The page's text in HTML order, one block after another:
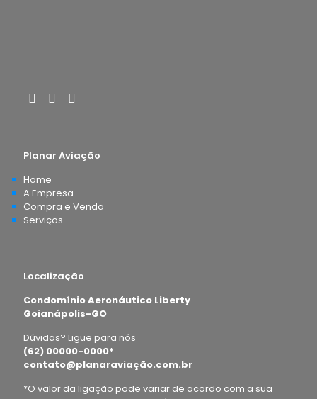
Planar Aviação
Home
A Empresa
Compra e Venda
Serviços
Localização
Condomínio Aeronáutico Liberty
Goianápolis-GO
Dúvidas? Ligue para nós
(62) 00000-0000*
contato@planaraviação.com.br
*O valor da ligação pode variar de acordo com a sua